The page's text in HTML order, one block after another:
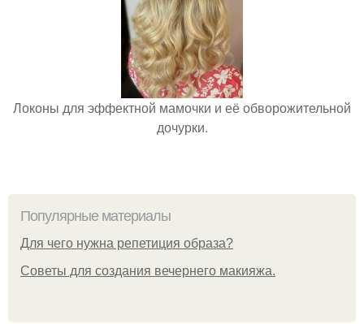
Локоны для эффектной мамочки и её обворожительной
дочурки.
Популярные материалы
Для чего нужна репетиция образа?
Советы для создания вечернего макияжа.